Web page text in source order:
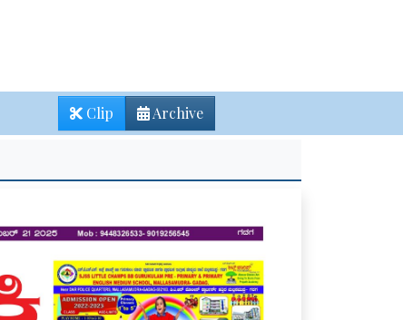
Archive
Clip